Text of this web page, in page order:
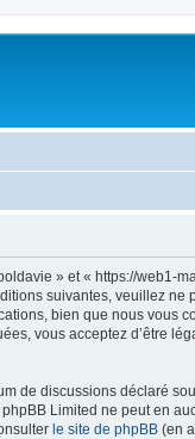
» et « https://web1-
suivantes, veuillez ne
bien que nous vous
vous acceptez d’être
de discussions déclaré
Limited ne peut en
le site de phpBB (en